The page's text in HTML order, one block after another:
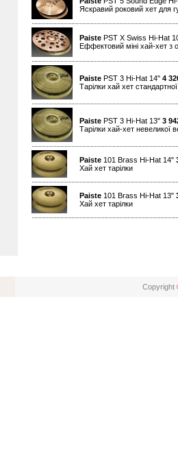
Яскравий роковий хет для
Paiste PST X Swiss Hi-Hat
Еффектовий міні хай-хет з
Paiste PST 3 Hi-Hat 14" 4
Тарілки хай хет
Paiste PST 3 Hi-Hat 13" 3
Тарілки хай-хет невеликої
Paiste 101 Brass Hi-Hat 14"
Хай хет тарілки
Paiste 101 Brass Hi-Hat 13"
Хай хет тарілки
Copyright